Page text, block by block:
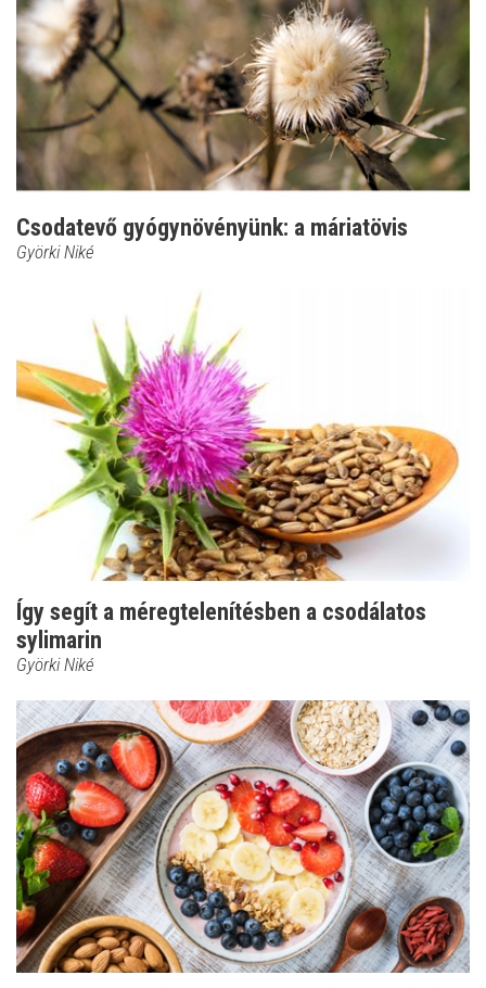
Csodatevő gyógynövényünk: a máriatövis
Györki Niké
Így segít a méregtelenítésben a csodálatos
sylimarin
Györki Niké